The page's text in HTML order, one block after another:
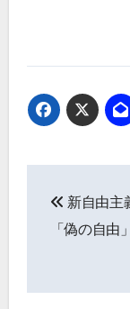
ビ
新自由主
「偽の自由